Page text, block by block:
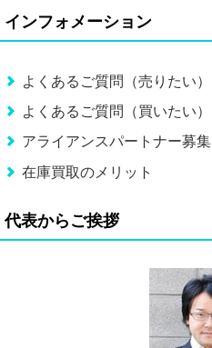
インフォメーション
よくあるご質問（売りたい）
よくあるご質問（買いたい）
アライアンスパートナー募集
在庫買取のメリット
代表からご挨拶